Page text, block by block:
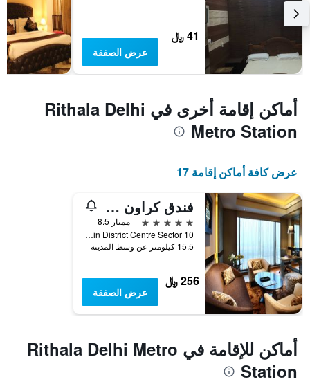
41 ﷼
عرض الصفقة
أماكن إقامة أخرى في Rithala Delhi
Metro Station
عرض كافة أماكن إقامة 17
فندق كراون بلازا نيودلهي روهيني
5 نجوم
ممتاز 8.5
Twin District Centre Sector 10, نيو دلهي, الهند
15.5 كيلومتر عن وسط المدينة
256 ﷼
عرض الصفقة
أماكن للإقامة في Rithala Delhi Metro
Station